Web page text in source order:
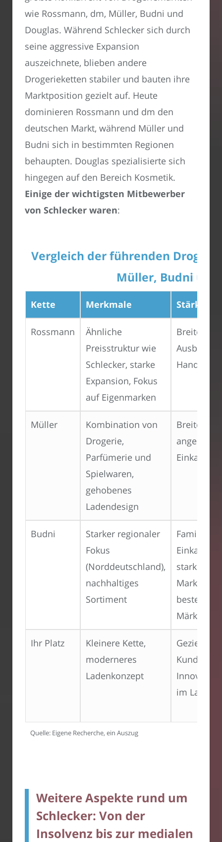
wie Rossmann, dm, Müller, Budni und
Douglas. Während Schlecker sich durch
seine aggressive Expansion
auszeichnete, blieben andere
Drogerieketten stabiler und bauten ihre
Marktposition gezielt auf. Heute
dominieren Rossmann und dm den
deutschen Markt, während Müller und
Budni sich in bestimmten Regionen
behaupten. Douglas spezialisierte sich
hingegen auf den Bereich Kosmetik.
Einige der wichtigsten Mitbewerber
von Schlecker waren:
Vergleich der führenden
Müller, Budni und
Kette Merkmale Stärken
Rossmann
Ähnliche
Preisstruktur wie
Schlecker, starke
Expansion, Fokus
auf Eigenmarken
Breite
Ausbau
Handels
Müller
Kombination von
Drogerie,
Parfümerie und
Spielwaren,
gehobenes
Ladendesign
Breites
Budni
Starker regionaler
Fokus
(Norddeutschland),
nachhaltiges
Sortiment
Familiäres
starke
Märkten
Ihr Platz
Kleinere Kette,
moderneres
Ladenkonzept
Gezielte
im
Quelle: Eigene Recherche, ein Auszug
Weitere Aspekte rund um
Schlecker: Von der
Insolvenz bis zur medialen